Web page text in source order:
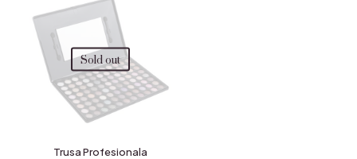
Sold out
Trusa Profesionala